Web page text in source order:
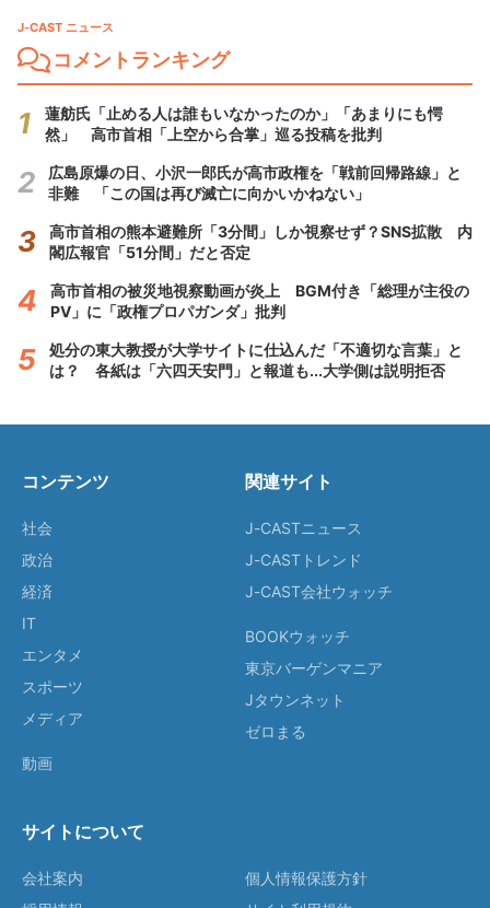
J-CAST ニュース
コメントランキング
蓮舫氏「止める人は誰もいなかったのか」「あまりにも愕
然」 高市首相「上空から合掌」巡る投稿を批判
広島原爆の日、小沢一郎氏が高市政権を「戦前回帰路線」と
非難 「この国は再び滅亡に向かいかねない」
高市首相の熊本避難所「3分間」しか視察せず？SNS拡散 内
閣広報官「51分間」だと否定
高市首相の被災地視察動画が炎上 BGM付き「総理が主役の
PV」に「政権プロパガンダ」批判
処分の東大教授が大学サイトに仕込んだ「不適切な言葉」と
は？ 各紙は「六四天安門」と報道も...大学側は説明拒否
コンテンツ
社会
政治
経済
IT
エンタメ
スポーツ
メディア
動画
関連サイト
J-CASTニュース
J-CASTトレンド
J-CAST会社ウォッチ
BOOKウォッチ
東京バーゲンマニア
Jタウンネット
ゼロまる
サイトについて
会社案内
個人情報保護方針